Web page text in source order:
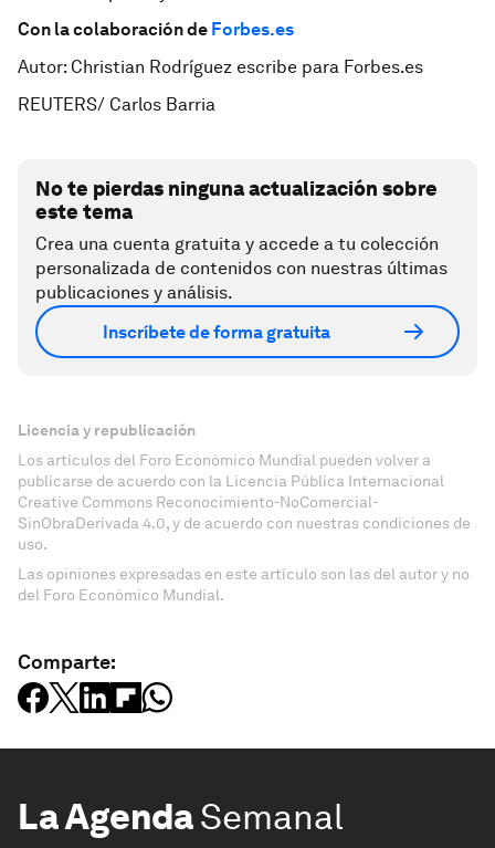
Con la colaboración de Forbes.es
Autor: Christian Rodríguez escribe para Forbes.es
REUTERS/ Carlos Barria
No te pierdas ninguna actualización sobre
este tema
Crea una cuenta gratuita y accede a tu colección
personalizada de contenidos con nuestras últimas
publicaciones y análisis.
Inscríbete de forma gratuita
Licencia y republicación
Los artículos del Foro Económico Mundial pueden volver a
publicarse de acuerdo con la Licencia Pública Internacional
Creative Commons Reconocimiento-NoComercial-
SinObraDerivada 4.0, y de acuerdo con nuestras condiciones de
uso.
Las opiniones expresadas en este artículo son las del autor y no
del Foro Económico Mundial.
Comparte:
La AgendaSemanal